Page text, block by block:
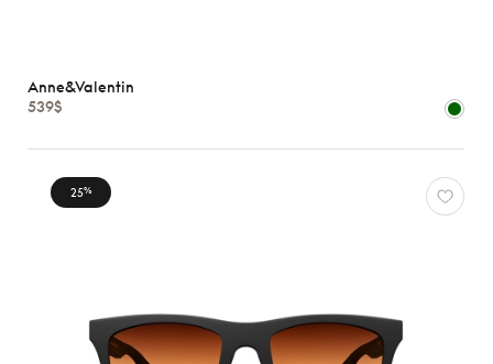
Anne&Valentin
539$
25%